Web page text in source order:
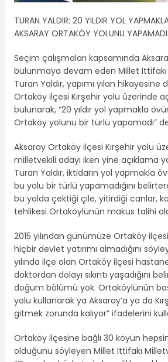
TURAN YALDIR: 20 YILDIR YOL
AKSARAY ORTAKÖY YOLUNU YAPAMADI
Seçim çalışmaları kapsamında
bulunmaya devam eden Millet İttifakı
Turan Yaldır, yapımı yılan
Ortaköy ilçesi Kırşehir yolu üzerinde
bulunarak, “20 yıldır yol yapmakla
Ortaköy yolunu bir türlü yapamadı”
Aksaray Ortaköy ilçesi Kırşehir yolu
milletvekili adayı iken yine açıklama
Turan Yaldır, iktidarın yol yapmakla
bu yolu bir türlü yapamadığını
bu yolda çektiği çile, yitirdiği canlar,
tehlikesi Ortaköylünün makus talihi
2015 yılından günümüze Ortaköy
hiçbir devlet yatırımı almadığını
yılında ilçe olan Ortaköy ilçesi
doktordan dolayı sıkıntı yaşadığını
doğum bölümü yok. Ortaköylünün
yolu kullanarak ya Aksaray’a ya da
gitmek zorunda kalıyor” ifadelerini
Ortaköy ilçesine bağlı 30 köyün
olduğunu söyleyen Millet İttifakı